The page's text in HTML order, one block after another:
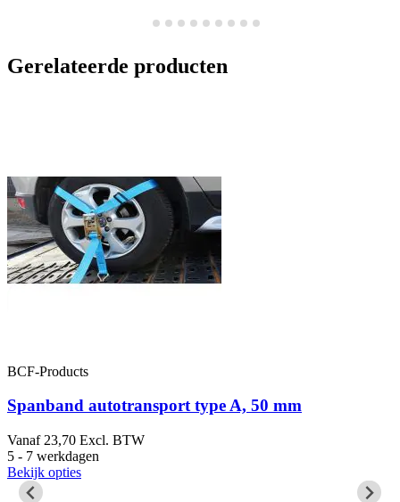
Gerelateerde producten
BCF-Products
Spanband autotransport type A, 50 mm
Vanaf 23,70 Excl. BTW
5 - 7 werkdagen
Bekijk opties